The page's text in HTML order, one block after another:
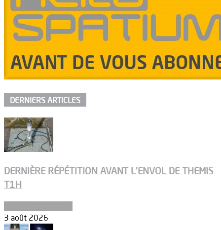
DERNIERS ARTICLES
DERNIÈRE RÉPÉTITION AVANT L’ENVOL DE THEMIS
T1H
3 août 2026